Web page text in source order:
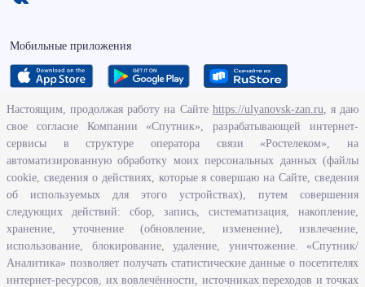
Мобильные приложения
Исполнение бюджетных средств
Человеческий потенциал
Информационная безопасность
Перечень нормативно - правовых актов, определяющих полномочия,
задачи и функции Агентства по развитию человеческого потенциала
и трудовых ресурсов Ульяновской области
Настоящим, продолжая работу на Сайте https://ulyanovsk-zan.ru, я даю
свое согласие Компании «Спутник», разрабатывающей интернет-
сервисы в структуре оператора связи «Ростелеком», на
автоматизированную обработку моих персональных данных (файлы
cookie, сведения о действиях, которые я совершаю на Сайте, сведения
об используемых для этого устройствах), путем совершения
следующих действий: сбор, запись, систематизация, накопление,
хранение, уточнение (обновление, изменение), извлечение,
использование, блокирование, удаление, уничтожение. «Спутник/
Аналитика» позволяет получать статистические данные о посетителях
интернет-ресурсов, их вовлечённости, источниках переходов и точках